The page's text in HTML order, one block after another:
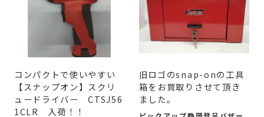
コンパクトで使いやすい
【スナップオン】スクリ
ュードライバー CTSJ56
1CLR 入荷！！
旧ロゴのsnap-onの工具
箱をお買取りさせて頂き
ました。